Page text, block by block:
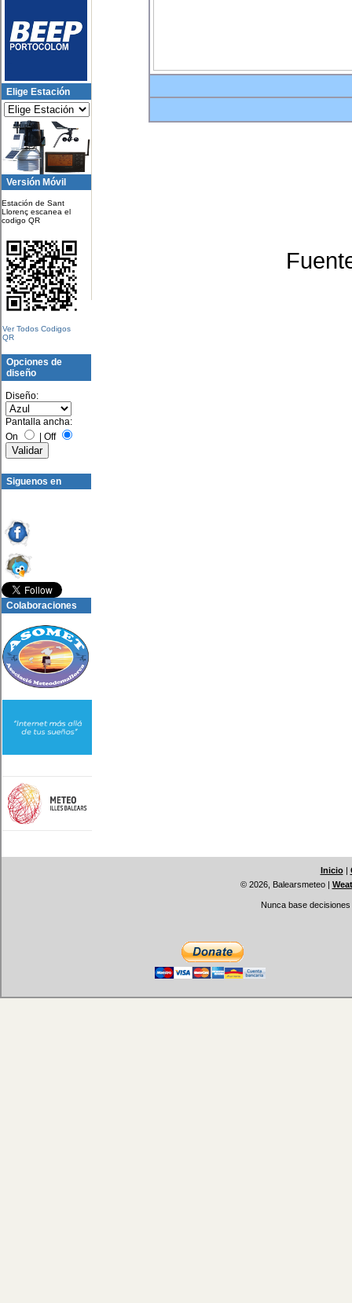
Elige Estación
Versión Móvil
Estación de Sant
Llorenç escanea el
codigo QR
Ver Todos Codigos
QR
Opciones de
diseño
Diseño:
Pantalla ancha:
On
| Off
Siguenos en
Colaboraciones
Inicio|
© 2026, Balearsmeteo|
Nunca base